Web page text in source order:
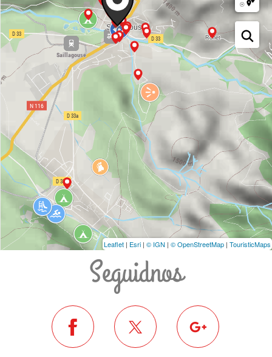
Leaflet | Esri | © IGN | © OpenStreetMap | TouristicMaps
Seguidnos